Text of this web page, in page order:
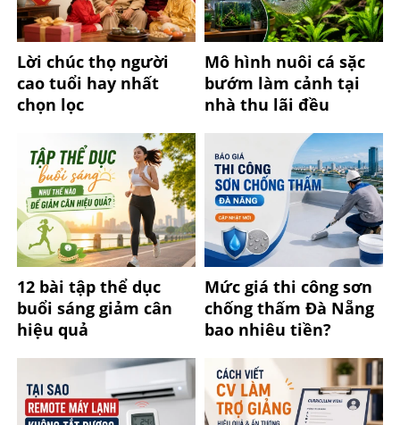
Lời chúc thọ người
cao tuổi hay nhất
chọn lọc
Mô hình nuôi cá sặc
bướm làm cảnh tại
nhà thu lãi đều
12 bài tập thể dục
buổi sáng giảm cân
hiệu quả
Mức giá thi công sơn
chống thấm Đà Nẵng
bao nhiêu tiền?